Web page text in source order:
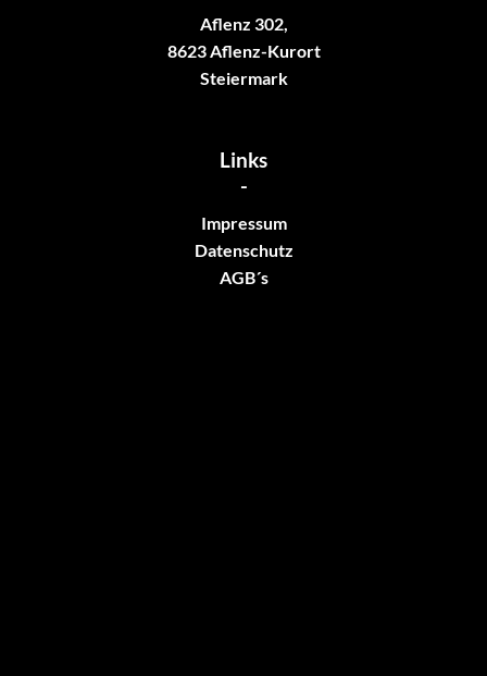
Aflenz 302,
8623 Aflenz-Kurort
Steiermark
Links
-
Impressum
Datenschutz
AGB´s